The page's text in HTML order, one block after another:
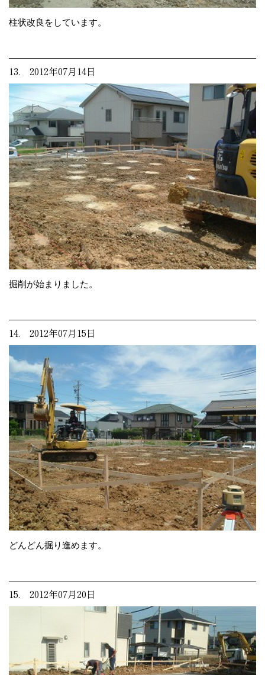
柱状改良をしています。
13. 2012年07月14日
掘削が始まりました。
14. 2012年07月15日
どんどん掘り進めます。
15. 2012年07月20日